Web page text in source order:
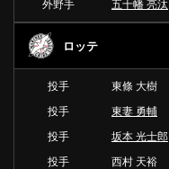
外野手
五十幡 亮汰
ロッテ
投手 東條 大樹
投手
東妻 勇輔
投手
坂本 光士郎
投手
西村 天裕